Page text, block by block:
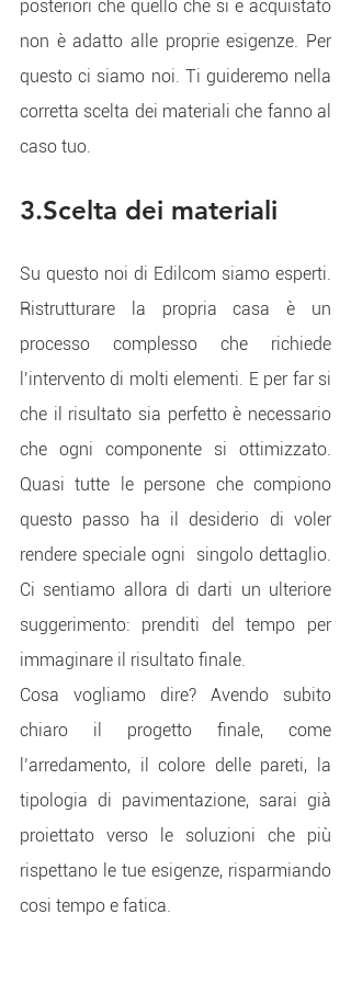
posteriori che quello che si è acquistato
non è adatto alle proprie esigenze. Per
questo ci siamo noi. Ti guideremo nella
corretta scelta dei materiali che fanno al
caso tuo.
3.Scelta dei materiali
Su questo noi di Edilcom siamo esperti.
Ristrutturare la propria casa è un
processo complesso che richiede
l’intervento di molti elementi. E per far si
che il risultato sia perfetto è necessario
che ogni componente si ottimizzato.
Quasi tutte le persone che compiono
questo passo ha il desiderio di voler
rendere speciale ogni  singolo dettaglio.
Ci sentiamo allora di darti un ulteriore
suggerimento: prenditi del tempo per
immaginare il risultato finale.
Cosa vogliamo dire? Avendo subito
chiaro il progetto finale, come
l’arredamento, il colore delle pareti, la
tipologia di pavimentazione, sarai già
proiettato verso le soluzioni che più
rispettano le tue esigenze, risparmiando
cosi tempo e fatica.